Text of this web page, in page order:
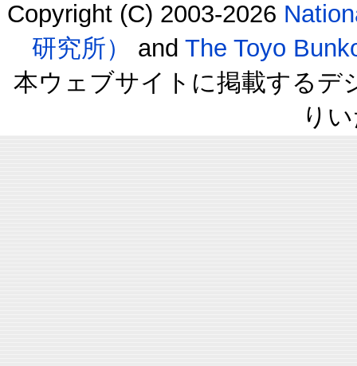
Copyright (C) 2003-2026
研究所）
and The Toyo
本ウェブサイトに掲載するデ
り